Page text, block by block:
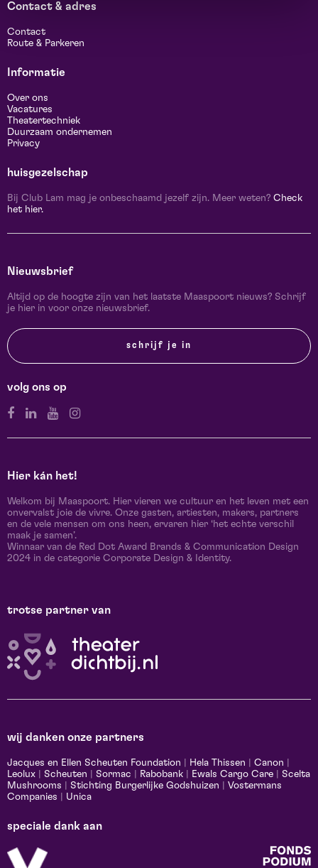
Contact & adres
Contact
Route & Parkeren
Informatie
Over ons
Vacatures
Theatertechniek
Duurzaam ondernemen
Privacy
huisgezelschap
Bij Club Lam mag je onbeschaamd jezelf zijn. Meer weten? Check
het hier.
Nieuwsbrief
Altijd op de hoogte zijn van het laatste Maaspoort nieuws? Schrijf
je hier in voor onze nieuwsbrief.
schrijf je in
volg ons op
Hier kán het!
Welkom bij Maaspoort. Hier vieren we cultuur en het leven met een
onvervalst joie de vivre. Onze gasten, artiesten, makers, partners
en de vele mensen om ons heen, ervaren hier ‘het echte verschil
maak je samen’.
Winnaar van de Red Dot Award Brands & Communication Design
2024 in de categorie Corporate Design & Identity.
trotse partner van
wij danken onze partners
Jacques en Ellen Scheuten Foundation Hela Thissen Canon
Leolux
Scheuten Sormac Rabobank Ewals Cargo Care
Scelta
Mushrooms
Stichting Burgerlijke Godshuizen
Vostermans
Companies
Unica
speciale dank aan